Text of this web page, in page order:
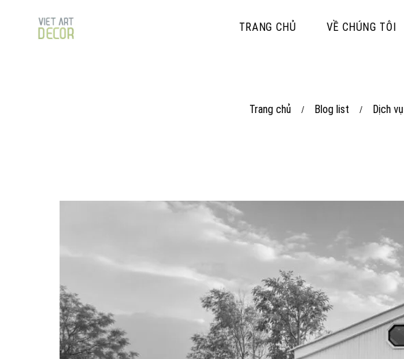
TRANG CHỦ VỀ CHÚNG TÔI
Trang chủ / Blog list / Dịch vụ